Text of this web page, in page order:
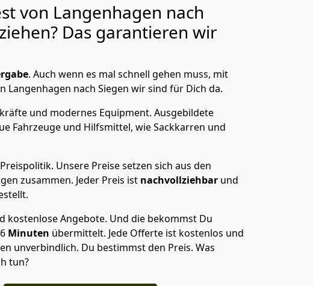
von Langenhagen nach
Das garantieren wir
. Auch wenn es mal schnell gehen muss, mit
Langenhagen nach Siegen wir sind für Dich da.
und modernes Equipment. Ausgebildete
Fahrzeuge und Hilfsmittel, wie Sackkarren und
Unsere Preise setzen sich aus den
zusammen. Jeder Preis ist nachvollziehbar und
kostenlose Angebote. Und die bekommst Du
6 Minuten übermittelt. Jede Offerte ist kostenlos und
unverbindlich. Du bestimmst den Preis. Was
tun?